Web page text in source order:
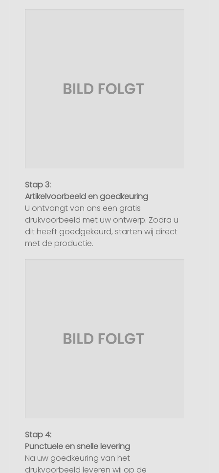
Stap 3:
Artikelvoorbeeld en goedkeuring
U ontvangt van ons een gratis
drukvoorbeeld met uw ontwerp. Zodra u
dit heeft goedgekeurd, starten wij direct
met de productie.
Stap 4:
Punctuele en snelle levering
Na uw goedkeuring van het
drukvoorbeeld leveren wij op de